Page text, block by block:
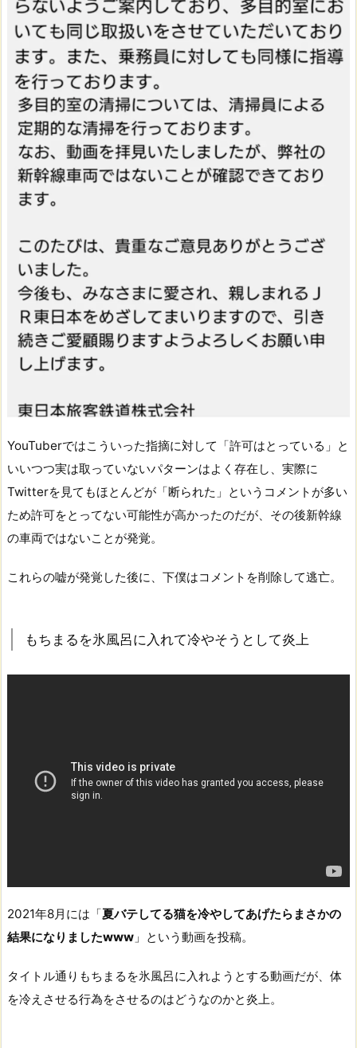
YouTuberではこういった指摘に対して「許可はとっている」と
いいつつ実は取っていないパターンはよく存在し、実際に
Twitterを見てもほとんどが「断られた」というコメントが多い
ため許可をとってない可能性が高かったのだが、その後新幹線
の車両ではないことが発覚。
これらの嘘が発覚した後に、下僕はコメントを削除して逃亡。
もちまるを氷風呂に入れて冷やそうとして炎上
2021年8月には「夏バテしてる猫を冷やしてあげたらまさかの
結果になりましたwww 」という動画を投稿。
タイトル通りもちまるを氷風呂に入れようとする動画だが、体
を冷えさせる行為をさせるのはどうなのかと炎上。